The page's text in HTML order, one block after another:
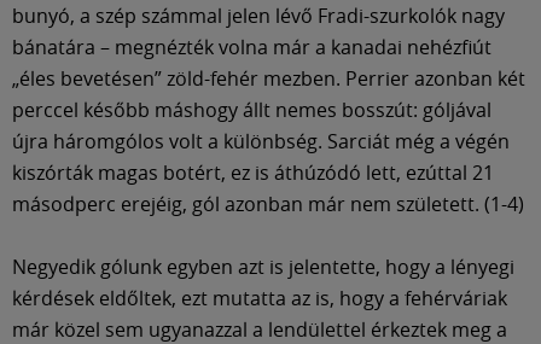
bunyó, a szép számmal jelen lévő Fradi-szurkolók nagy
bánatára – megnézték volna már a kanadai nehézfiút
„éles bevetésen” zöld-fehér mezben. Perrier azonban két
perccel később máshogy állt nemes bosszút: góljával
újra háromgólos volt a különbség. Sarciát még a végén
kiszórták magas botért, ez is áthúzódó lett, ezúttal 21
másodperc erejéig, gól azonban már nem született. (1-4)
Negyedik gólunk egyben azt is jelentette, hogy a lényegi
kérdések eldőltek, ezt mutatta az is, hogy a fehérváriak
már közel sem ugyanazzal a lendülettel érkeztek meg a